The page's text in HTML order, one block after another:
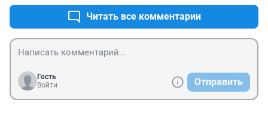
Читать все комментарии
Гость
Войти
Отправить